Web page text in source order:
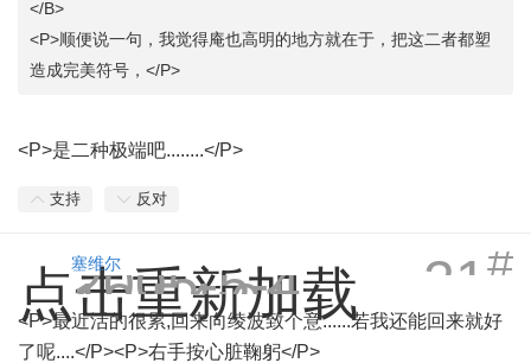
</B>
<P>顺便说一句，我觉得庵也高明的地方就在于，把这二者都塑
造成完美符号，</P>
<P>是二种极端吧........</P>
支持 反对
点击重新加载 21 #
塞维尔
2005-5-4
12:54:01
<P>最近活的很累,回来向绫波致个意......若我还能回来就好
了呢....</P><P>右手按心脏鞠躬</P>